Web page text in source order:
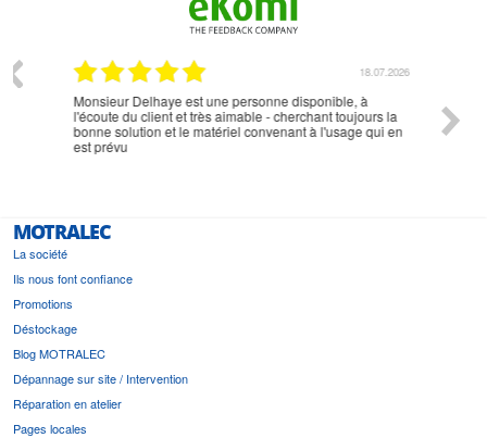
18.07.2026
Monsieur Delhaye est une personne disponible, à
l'écoute du client et très aimable - cherchant toujours la
bonne solution et le matériel convenant à l'usage qui en
est prévu
MOTRALEC
La société
Ils nous font confiance
Promotions
Déstockage
Blog MOTRALEC
Dépannage sur site / Intervention
Réparation en atelier
Pages locales